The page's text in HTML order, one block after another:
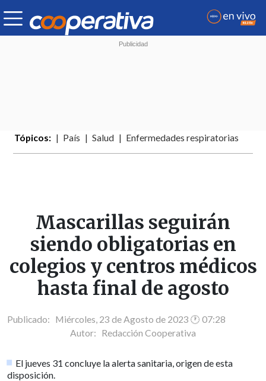
Tópicos: País Salud Enfermedades respiratorias
Mascarillas seguirán
siendo obligatorias en
colegios y centros médicos
hasta final de agosto
Publicado: Miércoles, 23 de Agosto de 2023 🕐 07:28
Autor: Redacción Cooperativa
El jueves 31 concluye la alerta sanitaria, origen de esta
disposición.